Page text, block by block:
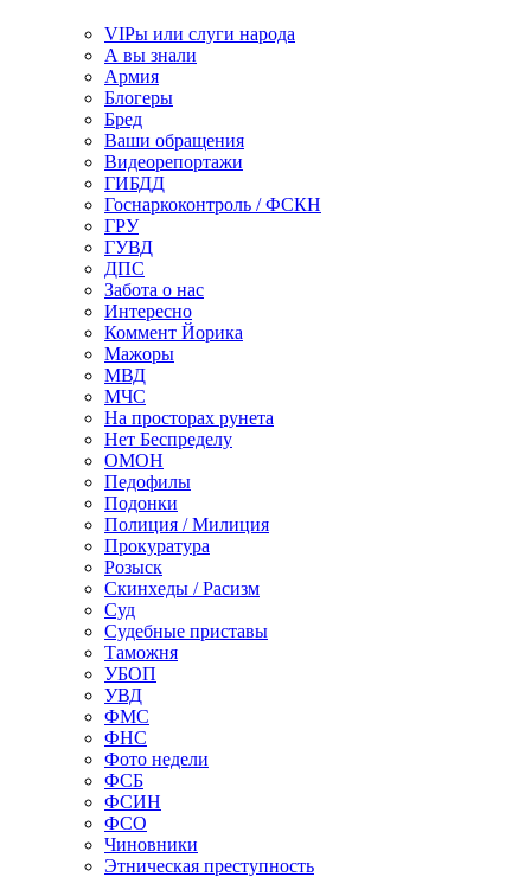
VIPы или слуги народа
А вы знали
Армия
Блогеры
Бред
Ваши обращения
Видеорепортажи
ГИБДД
Госнаркоконтроль / ФСКН
ГРУ
ГУВД
ДПС
Забота о нас
Интересно
Коммент Йорика
Мажоры
МВД
МЧС
На просторах рунета
Нет Беспределу
ОМОН
Педофилы
Подонки
Полиция / Милиция
Прокуратура
Розыск
Скинхеды / Расизм
Суд
Судебные приставы
Таможня
УБОП
УВД
ФМС
ФНС
Фото недели
ФСБ
ФСИН
ФСО
Чиновники
Этническая преступность